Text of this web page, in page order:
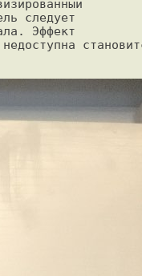
следует
Эффект